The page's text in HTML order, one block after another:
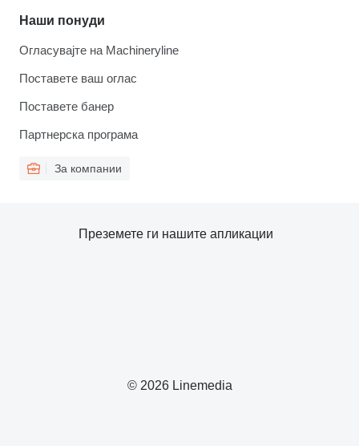
Наши понуди
Огласувајте на Machineryline
Поставете ваш оглас
Поставете банер
Партнерска програма
За компании
© 2026 Linemedia
Преземете ги нашите апликации